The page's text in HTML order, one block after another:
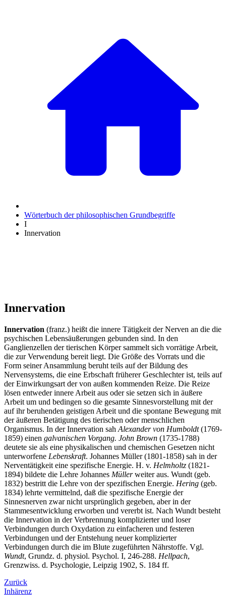
Wörterbuch der philosophischen Grundbegriffe
I
Innervation
Innervation
Innervation (franz.) heißt die innere Tätigkeit der Nerven an die die
psychischen Lebensäußerungen gebunden sind. In den
Ganglienzellen der tierischen Körper sammelt sich vorrätige Arbeit,
die zur Verwendung bereit liegt. Die Größe des Vorrats und die
Form seiner Ansammlung beruht teils auf der Bildung des
Nervensystems, die eine Erbschaft früherer Geschlechter ist, teils auf
der Einwirkungsart der von außen kommenden Reize. Die Reize
lösen entweder innere Arbeit aus oder sie setzen sich in äußere
Arbeit um und bedingen so die gesamte Sinnesvorstellung mit der
auf ihr beruhenden geistigen Arbeit und die spontane Bewegung mit
der äußeren Betätigung des tierischen oder menschlichen
Organismus. In der Innervation sah Alexander von Humboldt(1769-
1859) einen galvanischen Vorgang. John Brown (1735-1788)
deutete sie als eine physikalischen und chemischen Gesetzen nicht
unterworfene Lebenskraft. Johannes Müller (1801-1858) sah in der
Nerventätigkeit eine spezifische Energie. H. v. Helmholtz (1821-
1894) bildete die Lehre Johannes Müllerweiter aus. Wundt (geb.
1832) bestritt die Lehre von der spezifischen Energie. Hering (geb.
1834) lehrte vermittelnd, daß die spezifische Energie der
Sinnesnerven zwar nicht ursprünglich gegeben, aber in der
Stammesentwicklung erworben und vererbt ist. Nach Wundt besteht
die Innervation in der Verbrennung komplizierter und loser
Verbindungen durch Oxydation zu einfacheren und festeren
Verbindungen und der Entstehung neuer komplizierter
Verbindungen durch die im Blute zugeführten Nährstoffe. Vgl.
Wundt, Grundz. d. physiol. Psychol. I, 246-288. Hellpach,
Grenzwiss. d. Psychologie, Leipzig 1902, S. 184 ff.
Zurück
Inhärenz